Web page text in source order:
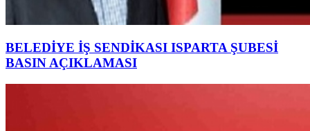
BELEDİYE İŞ SENDİKASI ISPARTA ŞUBESİ
BASIN AÇIKLAMASI